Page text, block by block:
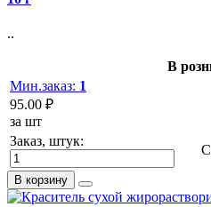
..
В
Мин.заказ: 1
95.00 ₽
за шт
Заказ, штук:
В корзину